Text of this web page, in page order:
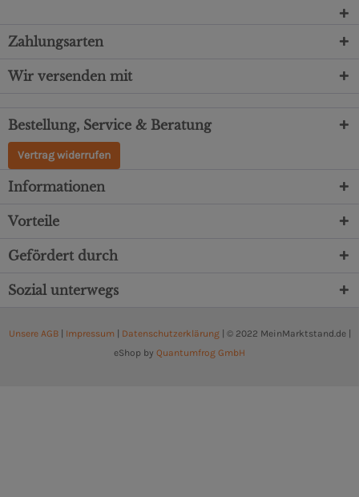
Zahlungsarten
Wir versenden mit
Bestellung, Service & Beratung
Vertrag widerrufen
Informationen
Vorteile
Gefördert durch
Sozial unterwegs
Unsere AGB| Impressum Datenschutzerklärung| © 2022 MeinMarktstand.de |
eShop by Quantumfrog GmbH